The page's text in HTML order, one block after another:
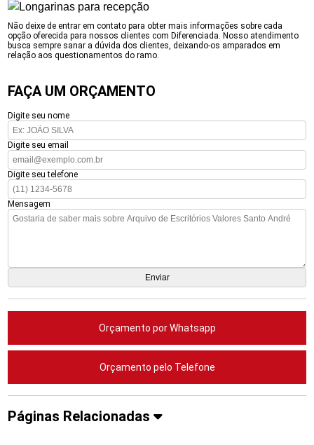
Não deixe de entrar em contato para obter mais informações sobre cada
opção oferecida para nossos clientes com Diferenciada. Nosso atendimento
busca sempre sanar a dúvida dos clientes, deixando-os amparados em
relação aos questionamentos do ramo.
FAÇA UM ORÇAMENTO
Digite seu nome
Digite seu email
Digite seu telefone
Mensagem
Orçamento por Whatsapp
Orçamento pelo Telefone
Páginas Relacionadas